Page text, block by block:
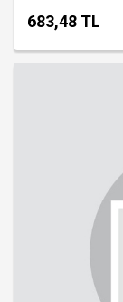
683,48 TL